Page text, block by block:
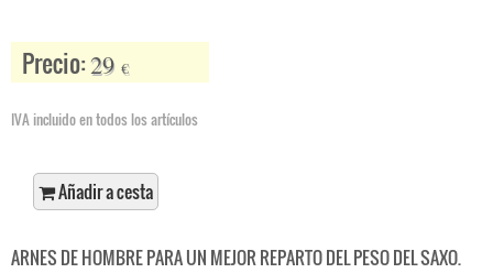
Precio:29 €
IVA incluido en todos los artículos
Añadir a cesta
ARNES DE HOMBRE PARA UN MEJOR REPARTO DEL PESO DEL SAXO.